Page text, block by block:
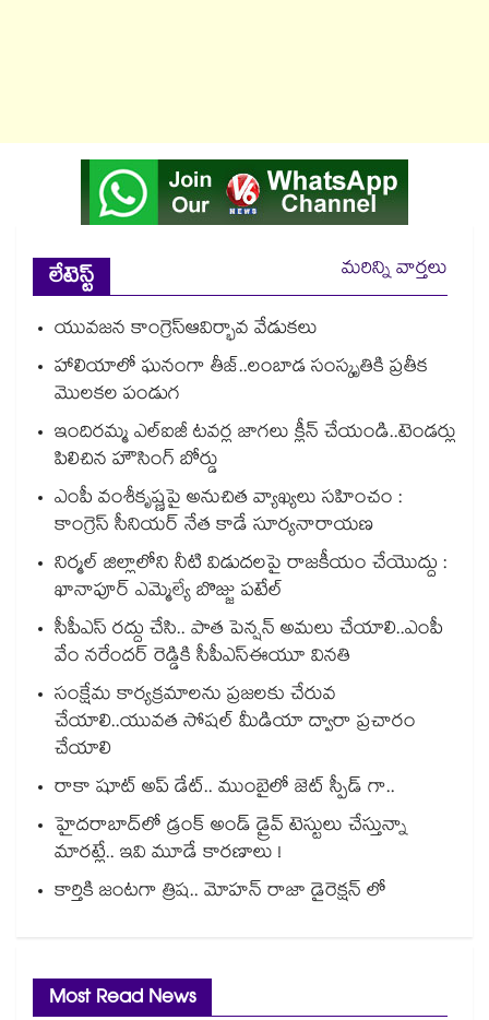
లేటెస్ట్
మరిన్ని వార్తలు
యువజన కాంగ్రెస్ఆవిర్భావ వేడుకలు
హాలియాలో ఘనంగా తీజ్..లంబాడ సంస్కృతికి ప్రతీక
మొలకల పండుగ
ఇందిరమ్మ ఎల్ఐజీ టవర్ల జాగలు క్లీన్ చేయండి..టెండర్లు
పిలిచిన హౌసింగ్ బోర్డు
ఎంపీ వంశీకృష్ణపై అనుచిత వ్యాఖ్యలు సహించం :
కాంగ్రెస్ సీనియర్ నేత కాడే సూర్యనారాయణ
నిర్మల్ జిల్లాలోని నీటి విడుదలపై రాజకీయం చేయొద్దు :
ఖానాపూర్ ఎమ్మెల్యే బొజ్జు పటేల్
సీపీఎస్ రద్దు చేసి.. పాత పెన్షన్ అమలు చేయాలి..ఎంపీ
వేం నరేందర్ రెడ్డికి సీపీఎస్‌‌‌‌‌‌‌‌‌‌‌‌‌‌‌‌‌‌‌‌‌‌‌‌‌‌‌‌‌‌‌‌ఈయూ వినతి
సంక్షేమ కార్యక్రమాలను ప్రజలకు చేరువ
చేయాలి..యువత సోషల్ మీడియా ద్వారా ప్రచారం
చేయాలి
రాకా షూట్ అప్ డేట్.. ముంబైలో జెట్ స్పీడ్ గా..
హైదరాబాద్⁫లో డ్రంక్ అండ్ డ్రైవ్ టెస్టులు చేస్తున్నా
మారట్లే.. ఇవి మూడే కారణాలు !
కార్తికి జంటగా త్రిష.. మోహన్ రాజా డైరెక్షన్ లో
Most Read News